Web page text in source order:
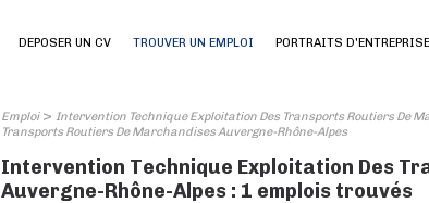
DEPOSER UN CV TROUVER UN EMPLOI PORTRAITS
Emploi> Intervention Technique Exploitation Des Transports Routiers De
Transports Routiers De Marchandises Auvergne-Rhône-Alpes
Intervention Technique Exploitation Des
Auvergne-Rhône-Alpes : 1 emplois trouvés